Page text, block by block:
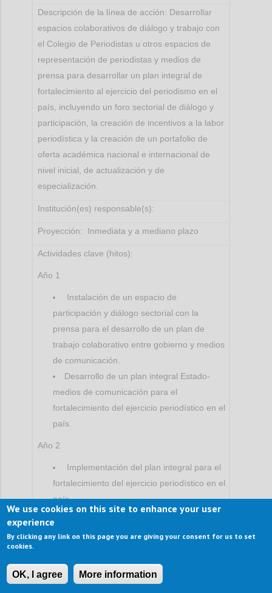
Descripción de la línea de acción: Desarrollar
espacios colaborativos de diálogo y trabajo con
el Colegio de Periodistas u otros espacios de
representación de periodistas y medios de
prensa para desarrollar un plan integral de
fortalecimiento al ejercicio del periodismo en el
país, incluyendo un foro sectorial de diálogo y
participación, la creación de incentivos a la labor
periodística y la creación de un portafolio de
oferta académica nacional e internacional de
nivel inicial, de actualización y de
especialización.
Institución(es) responsable(s):
Proyección: Inmediata y a mediano plazo
Actividades clave (hitos):
Año 1
Instalación de un espacio de
participación y diálogo sectorial con la
prensa para el desarrollo de un plan de
trabajo colaborativo entre gobierno y medios
de comunicación.
Desarrollo de un plan integral Estado-
medios de comunicación para el
fortalecimiento del ejercicio periodístico en el
país.
Año 2
Implementación del plan integral para el
fortalecimiento del ejercicio periodístico en el
país.
Desarrollo de la oferta académica
We use cookies on this site to enhance your user
experience
By clicking any link on this page you are giving your consent for us to set
cookies.
OK, I agree More information